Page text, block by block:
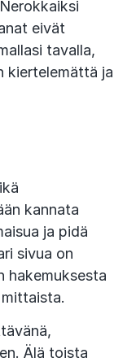
eivät
tavalla,
kiertelemättä ja
kannata
ja pidä
sivua on
hakemuksesta
Älä toista